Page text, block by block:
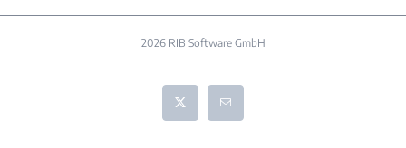
2026 RIB Software GmbH
X
E-
Mail